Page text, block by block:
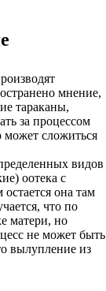
мнение,
тараканы,
за процессом
может сложиться
видов
оотека с
она там
что по
матери, но
не может быть
вылупление из